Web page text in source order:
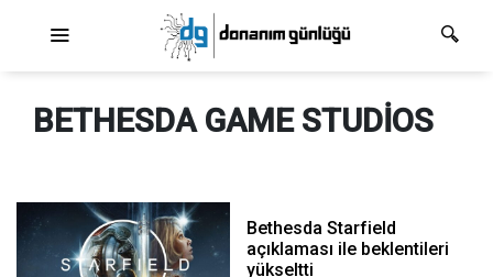
BETHESDA GAME STUDIOS
Bethesda Starfield
açıklaması ile beklentileri
yükseltti